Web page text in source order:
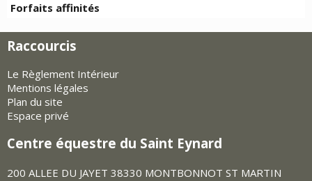
Forfaits affinités
Raccourcis
Le Règlement Intérieur
Mentions légales
Plan du site
Espace privé
Centre équestre du Saint Eynard
200 ALLEE DU JAYET 38330 MONTBONNOT ST MARTIN